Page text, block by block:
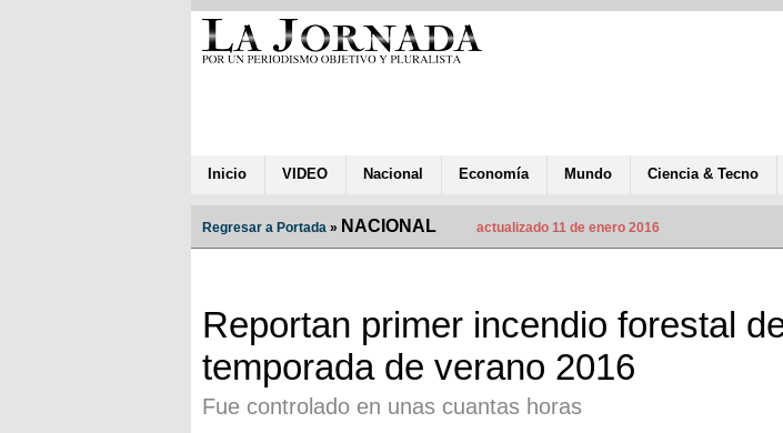
Inicio VIDEO Nacional Economía Mundo Ciencia & Tecno
Regresar a Portada » NACIONAL actualizado 11 de enero 2016
Reportan primer incendio forestal
temporada de verano 2016
Fue controlado en unas cuantas horas